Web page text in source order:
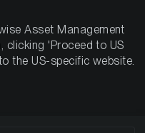
Qualität
–
Asset Management
clicking 'Proceed to US
the US-specific website.